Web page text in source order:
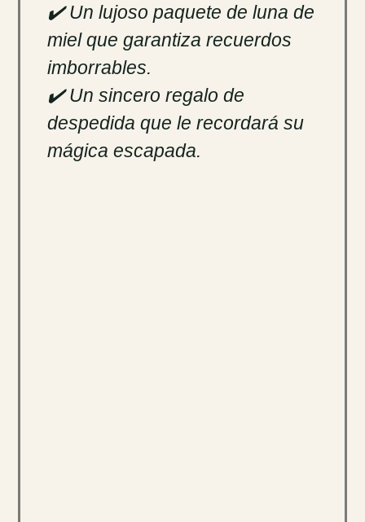
✔️ Un lujoso paquete de luna de
miel que garantiza recuerdos
imborrables.
✔️ Un sincero regalo de
despedida que le recordará su
mágica escapada.